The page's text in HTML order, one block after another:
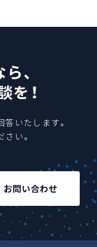
、
を！
いたします。
い。
お問い合わせ